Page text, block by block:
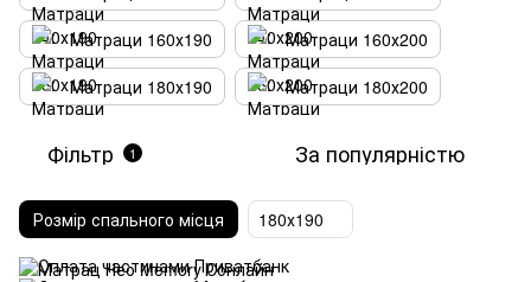
Матраци 160х190
Матраци 160х200
Матраци 180х190
Матраци 180х200
Фільтр 1 За популярністю
Розмір спального місця 180х190